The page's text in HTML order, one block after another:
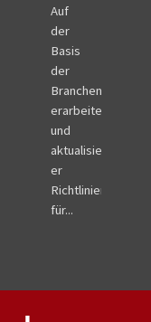
Auf
der
Basis
der
Branchenkodizes
erarbeitet
und
aktualisiert
er
Richtlinien
für...